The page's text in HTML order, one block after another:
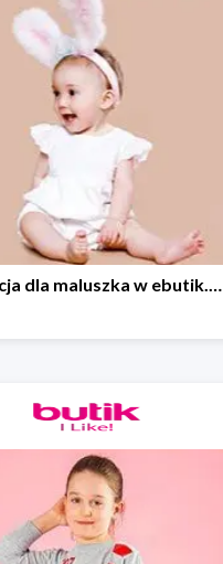
Kolekcja dla maluszka w ebutik.pl do -75%